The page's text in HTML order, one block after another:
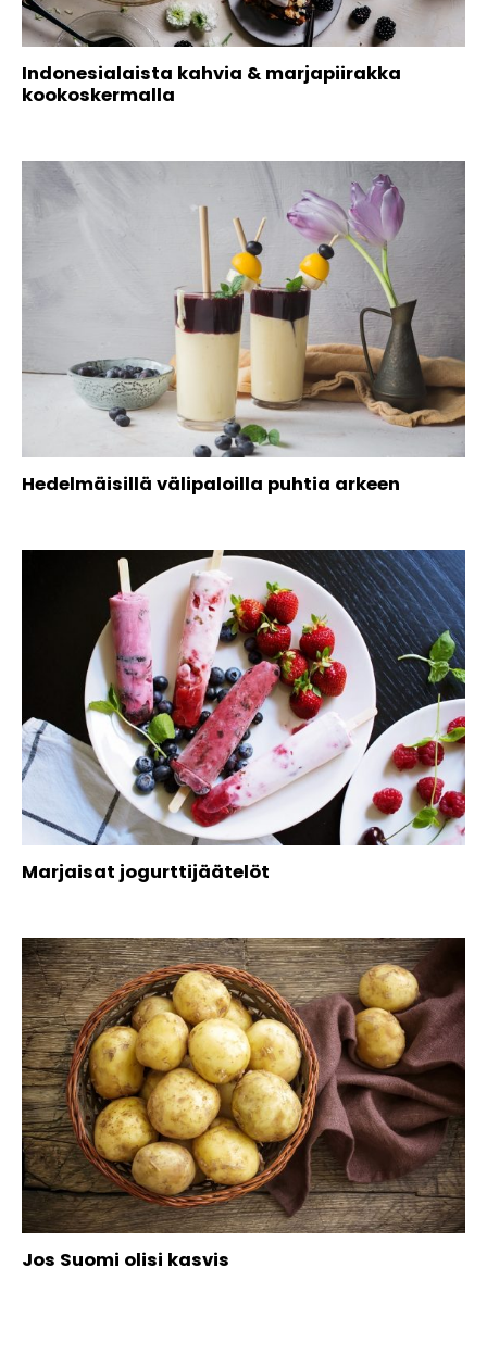
Indonesialaista kahvia & marjapiirakka
kookoskermalla
Hedelmäisillä välipaloilla puhtia arkeen
Marjaisat jogurttijäätelöt
Jos Suomi olisi kasvis